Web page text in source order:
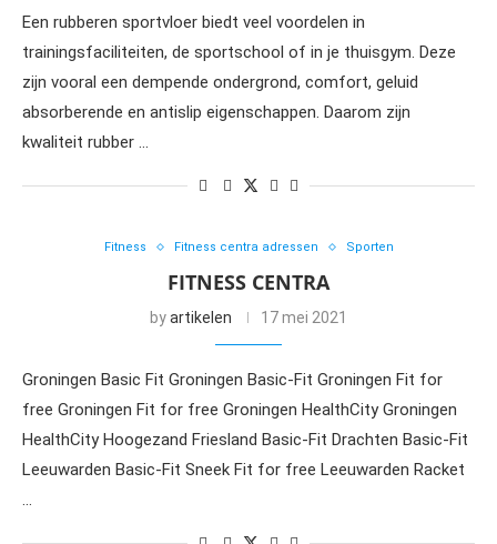
Een rubberen sportvloer biedt veel voordelen in
trainingsfaciliteiten, de sportschool of in je thuisgym. Deze
zijn vooral een dempende ondergrond, comfort, geluid
absorberende en antislip eigenschappen. Daarom zijn
kwaliteit rubber …
Fitness Fitness centra adressen Sporten
FITNESS CENTRA
byartikelen 17 mei 2021
Groningen Basic Fit Groningen Basic-Fit Groningen Fit for
free Groningen Fit for free Groningen HealthCity Groningen
HealthCity Hoogezand Friesland Basic-Fit Drachten Basic-Fit
Leeuwarden Basic-Fit Sneek Fit for free Leeuwarden Racket
…